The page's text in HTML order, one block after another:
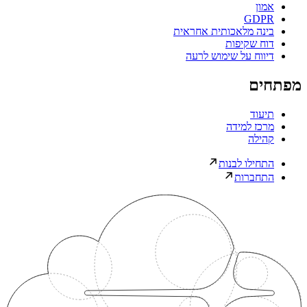
אמון
GDPR
בינה מלאכותית אחראית
דוח שקיפות
דיווח על שימוש לרעה
מפתחים
תיעוד
מרכז למידה
קהילה
התחילו לבנות
התחברות